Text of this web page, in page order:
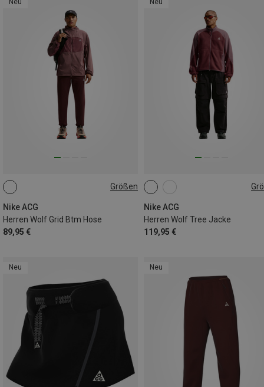
Neu
Größen
Nike ACG
Herren Wolf Grid Btm Hose
89,95 €
S
Neu
Nike ACG
Herren Wolf Tree Jacke
119,95 €
S M
Neu Neu